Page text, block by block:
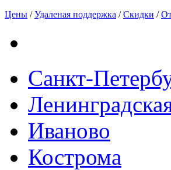
Цены /Удаленая поддержка /Скидки /
Санкт-
Иваново
Кострома